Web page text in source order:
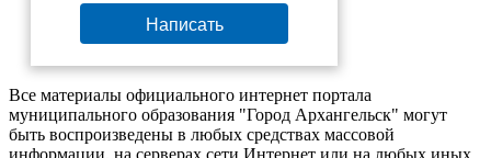
Написать
Все материалы официального интернет портала
муниципального образования "Город Архангельск" могут
быть воспроизведены в любых средствах массовой
информации, на серверах сети Интернет или на любых иных